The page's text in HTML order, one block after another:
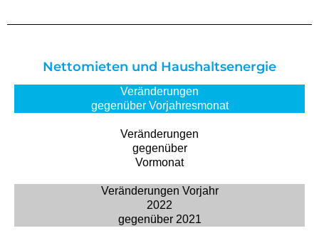
Nettomieten und Haushaltsenergie
Veränderungen
gegenüber Vorjahresmonat
Veränderungen
gegenüber
Vormonat
Veränderungen Vorjahr
2022
gegenüber 2021